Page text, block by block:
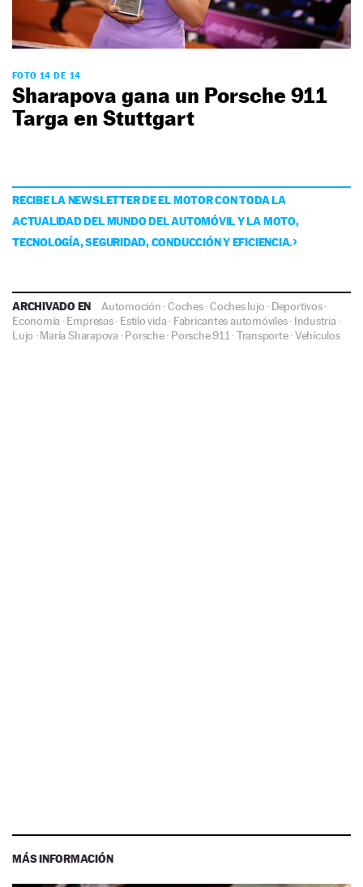
FOTO 14 DE 14
Sharapova gana un Porsche 911
Targa en Stuttgart
RECIBE LA NEWSLETTER DE EL MOTOR CON TODA LA
ACTUALIDAD DEL MUNDO DEL AUTOMÓVIL Y LA MOTO,
TECNOLOGÍA, SEGURIDAD, CONDUCCIÓN Y EFICIENCIA.
ARCHIVADO EN Automoción ·Coches·Coches lujo · Deportivos·
Economía ·Empresas· Estilo vida· Fabricantes automóviles· Industria·
Lujo ·María Sharapova·Porsche· Porsche 911·Transporte·Vehículos
MÁS INFORMACIÓN